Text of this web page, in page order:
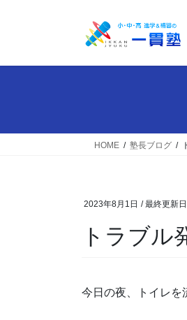
HOME 塾長ブログ
2023年8月1日 / 最終更新
トラブル
今日の夜、トイレ